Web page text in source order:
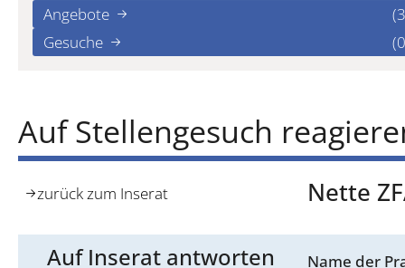
Angebote
Gesuche
Auf Stellengesuch
zurück zum Inserat Nette
Auf Inserat antworten Name der